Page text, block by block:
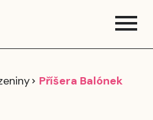
Příšera Balónek